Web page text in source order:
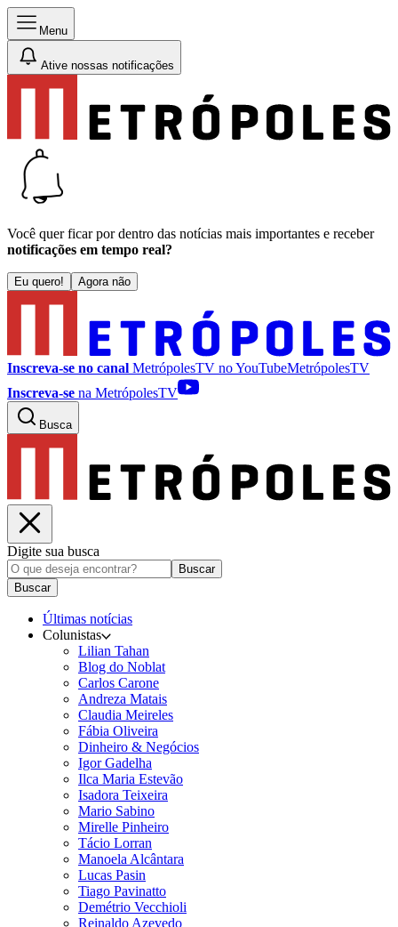
Menu
Ative nossas notificações
Você quer ficar por dentro das notícias mais importantes e receber
notificações em tempo real?
Eu quero! Agora não
Inscreva-se no canal MetrópolesTV noYouTubeMetrópolesTV
Inscreva-se na MetrópolesTV
Busca
Digite sua busca
Buscar
Buscar
Últimas notícias
Colunistas
Lilian Tahan
Blog do Noblat
Carlos Carone
Andreza Matais
Claudia Meireles
Fábia Oliveira
Dinheiro & Negócios
Igor Gadelha
Ilca Maria Estevão
Isadora Teixeira
Mario Sabino
Mirelle Pinheiro
Tácio Lorran
Manoela Alcântara
Lucas Pasin
Tiago Pavinatto
Demétrio Vecchioli
Reinaldo Azevedo